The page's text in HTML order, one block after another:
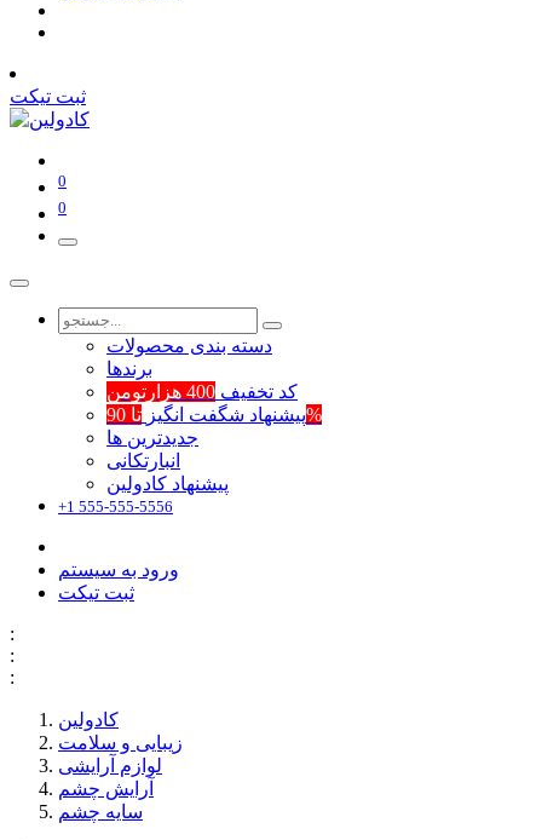
ثبت تیکت
0
0
دسته بندی محصولات
برند‌ها
کد تخفیف 400 هزارتومن
پیشنهاد شگفت انگیزتا 90%
جدیدترین ها
انبارتکانی
پیشنهاد کادولین
+1 555-555-5556
ورود به سیستم
ثبت تیکت
:
:
:
کادولین
زیبایی و سلامت
لوازم آرایشی
آرایش چشم
سایه چشم